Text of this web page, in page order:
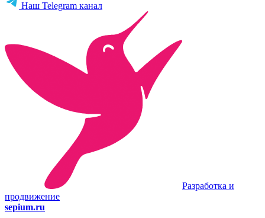
Наш Telegram канал
Разработка и
продвижение
sepium.ru